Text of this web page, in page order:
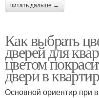
читать дальше →
Как выбрать
дверей для
цветом
двери в
Основной ориентир при